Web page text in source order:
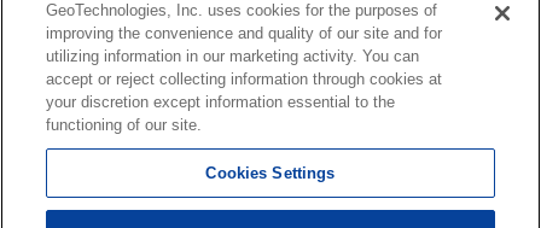
法人向け地図・位置情報サービス WEBサイト・システム向け地
図API Windows PC向け地図開発キット MapFan DB 住所確認
サービス
MAP WORLD+ トリマ広告 Geo-Research
カーナビ地図更新サービス
MapFan スマートメンバーズ
KENWOOD MapFan Club
GeoTechnologies, Inc. uses cookies for the purposes of
improving the convenience and quality of our site and for
utilizing information in our marketing activity. You can
accept or reject collecting information through cookies at
your discretion except information essential to the
functioning of our site.
Cookies Settings